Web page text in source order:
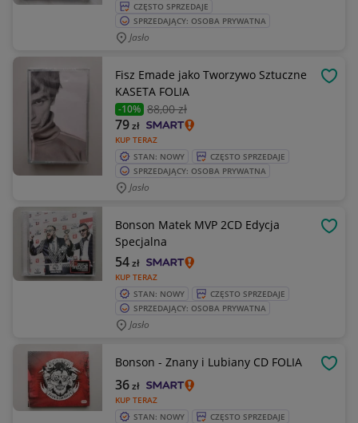
CZĘSTO SPRZEDAJE
SPRZEDAJĄCY: OSOBA PRYWATNA
Jasło
Fisz Emade jako Tworzywo Sztuczne
KASETA FOLIA
-10% 88,00 zł
KUP TERAZ
79zł
STAN: NOWY
CZĘSTO SPRZEDAJE
SPRZEDAJĄCY: OSOBA PRYWATNA
Jasło
Bonson Matek MVP 2CD Edycja
Specjalna
KUP TERAZ
54zł
STAN: NOWY
CZĘSTO SPRZEDAJE
SPRZEDAJĄCY: OSOBA PRYWATNA
Jasło
Bonson - Znany i Lubiany CD FOLIA
KUP TERAZ
36zł
STAN: NOWY
CZĘSTO SPRZEDAJE